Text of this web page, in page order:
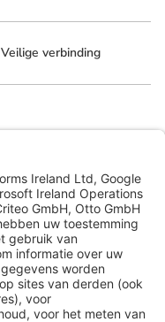
Veilige verbinding